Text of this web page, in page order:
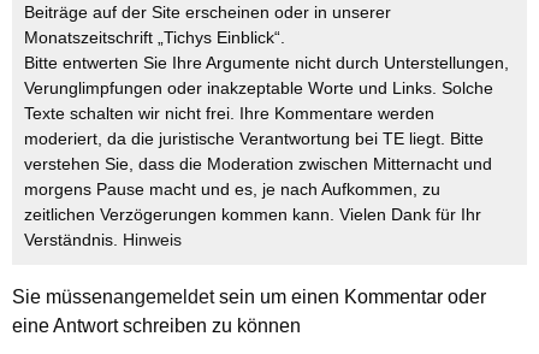
Beiträge auf der Site erscheinen oder in unserer
Monatszeitschrift „Tichys Einblick“.
Bitte entwerten Sie Ihre Argumente nicht durch Unterstellungen,
Verunglimpfungen oder inakzeptable Worte und Links. Solche
Texte schalten wir nicht frei. Ihre Kommentare werden
moderiert, da die juristische Verantwortung bei TE liegt. Bitte
verstehen Sie, dass die Moderation zwischen Mitternacht und
morgens Pause macht und es, je nach Aufkommen, zu
zeitlichen Verzögerungen kommen kann. Vielen Dank für Ihr
Verständnis. Hinweis
Sie müssenangemeldetsein um einen Kommentar oder
eine Antwort schreiben zu können